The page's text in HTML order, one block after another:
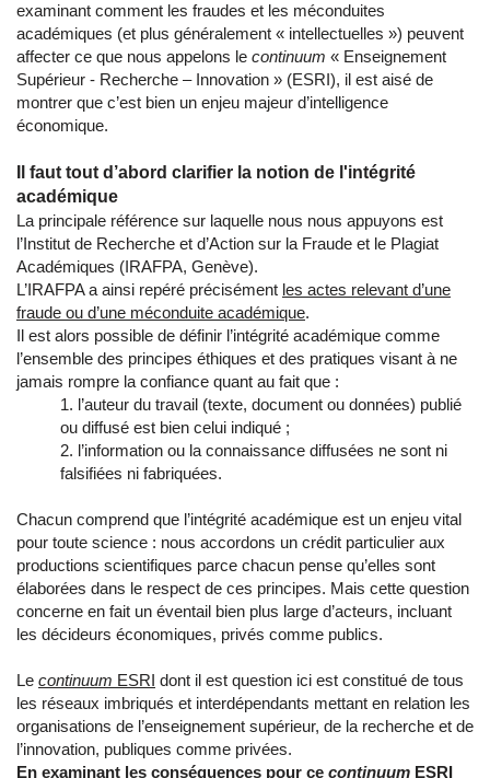
examinant comment les fraudes et les méconduites
académiques (et plus généralement « intellectuelles ») peuvent
affecter ce que nous appelons le continuum « Enseignement
Supérieur - Recherche – Innovation » (ESRI), il est aisé de
montrer que c’est bien un enjeu majeur d’intelligence
économique.
Il faut tout d’abord clarifier la notion de l'intégrité
académique
La principale référence sur laquelle nous nous appuyons est
l’Institut de Recherche et d’Action sur la Fraude et le Plagiat
Académiques (IRAFPA, Genève).
L’IRAFPA a ainsi repéré précisément les actes relevant d’une
fraude ou d’une méconduite académique.
Il est alors possible de définir l’intégrité académique comme
l’ensemble des principes éthiques et des pratiques visant à ne
jamais rompre la confiance quant au fait que :
1. l’auteur du travail (texte, document ou données) publié
ou diffusé est bien celui indiqué ;
2. l’information ou la connaissance diffusées ne sont ni
falsifiées ni fabriquées.
Chacun comprend que l’intégrité académique est un enjeu vital
pour toute science : nous accordons un crédit particulier aux
productions scientifiques parce chacun pense qu’elles sont
élaborées dans le respect de ces principes. Mais cette question
concerne en fait un éventail bien plus large d’acteurs, incluant
les décideurs économiques, privés comme publics.
Le continuum ESRI dont il est question ici est constitué de tous
les réseaux imbriqués et interdépendants mettant en relation les
organisations de l’enseignement supérieur, de la recherche et de
l’innovation, publiques comme privées.
En examinant les conséquences pour ce continuum ESRI